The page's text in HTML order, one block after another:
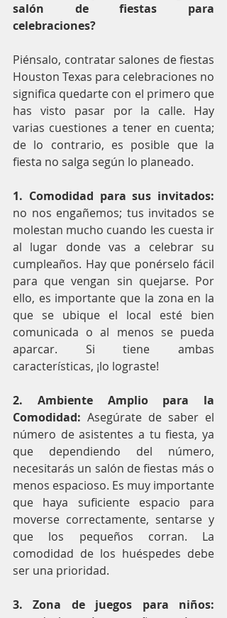
salón de fiestas para
celebraciones?
Piénsalo, contratar salones de fiestas
Houston Texas para celebraciones no
significa quedarte con el primero que
has visto pasar por la calle. Hay
varias cuestiones a tener en cuenta;
de lo contrario, es posible que la
fiesta no salga según lo planeado.
1. Comodidad para sus invitados:
no nos engañemos; tus invitados se
molestan mucho cuando les cuesta ir
al lugar donde vas a celebrar su
cumpleaños. Hay que ponérselo fácil
para que vengan sin quejarse. Por
ello, es importante que la zona en la
que se ubique el local esté bien
comunicada o al menos se pueda
aparcar. Si tiene ambas
características, ¡lo lograste!
2. Ambiente Amplio para la
Comodidad: Asegúrate de saber el
número de asistentes a tu fiesta, ya
que dependiendo del número,
necesitarás un salón de fiestas más o
menos espacioso. Es muy importante
que haya suficiente espacio para
moverse correctamente, sentarse y
que los pequeños corran. La
comodidad de los huéspedes debe
ser una prioridad.
3. Zona de juegos para niños: